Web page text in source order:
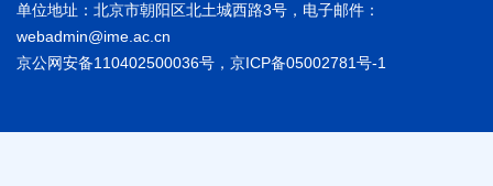
单位地址：北京市朝阳区北土城西路3号，电子邮件：
webadmin@ime.ac.cn
京公网安备110402500036号，京ICP备05002781号-1